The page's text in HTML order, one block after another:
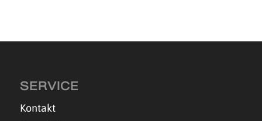
SERVICE
Kontakt